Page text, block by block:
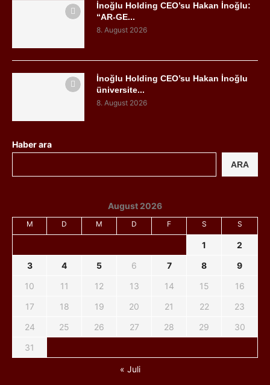
İnoğlu Holding CEO’su Hakan İnoğlu:
“AR-GE...
8. August 2026
İnoğlu Holding CEO’su Hakan İnoğlu
üniversite...
8. August 2026
Haber ara
ARA
August 2026
M D M D F S S
1
2
3
4 5 6 7 8
9
10
11 12 13 14 15
16
17
18 19 20 21 22
23
24
25 26 27 28 29
30
31
« Juli